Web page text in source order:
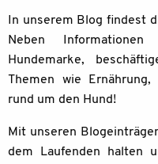
In unserem Blog findest
Neben
Hundemarke,
Themen wie
rund um den Hund!
Mit unseren
dem Laufenden halten